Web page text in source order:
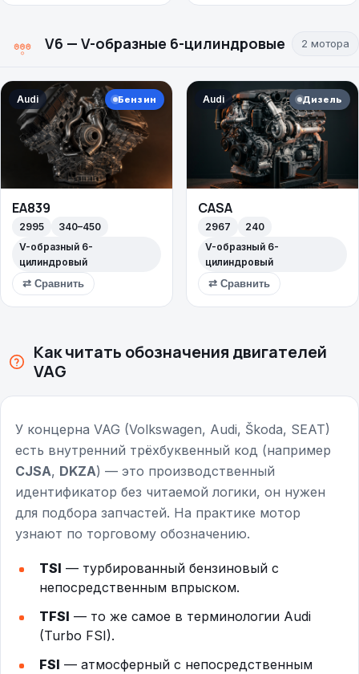
V6 — V-образные 6-цилиндровые 2 мотора
Audi Бензин
EA839
2995
340–450
V-образный 6-
цилиндровый
⇄ Сравнить
Audi Дизель
CASA
2967
240
V-образный 6-
цилиндровый
⇄ Сравнить
Как читать обозначения двигателей
VAG
У концерна VAG (Volkswagen, Audi, Škoda, SEAT)
есть внутренний трёхбуквенный код (например
CJSA, DKZA) — это производственный
идентификатор без читаемой логики, он нужен
для подбора запчастей. На практике мотор
узнают по торговому обозначению.
TSI — турбированный бензиновый с
непосредственным впрыском.
TFSI — то же самое в терминологии Audi
(Turbo FSI).
FSI — атмосферный с непосредственным